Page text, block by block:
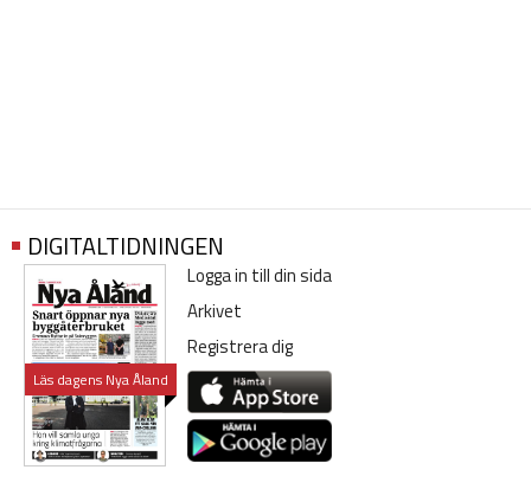
DIGITALTIDNINGEN
Läs dagens Nya Åland
Logga in till din sida
Arkivet
Registrera dig